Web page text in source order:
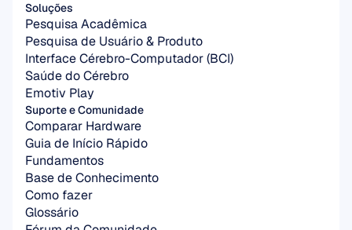
Soluções
Pesquisa Acadêmica
Pesquisa de Usuário & Produto
Interface Cérebro-Computador (BCI)
Saúde do Cérebro
Emotiv Play
Suporte e Comunidade
Comparar Hardware
Guia de Início Rápido
Fundamentos
Base de Conhecimento
Como fazer
Glossário